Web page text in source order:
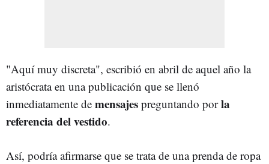
"Aquí muy discreta", escribió en abril de aquel año la
aristócrata en una publicación que se llenó
inmediatamente de mensajes preguntando porla
referencia del vestido.
Así, podría afirmarse que se trata de una prenda de ropa